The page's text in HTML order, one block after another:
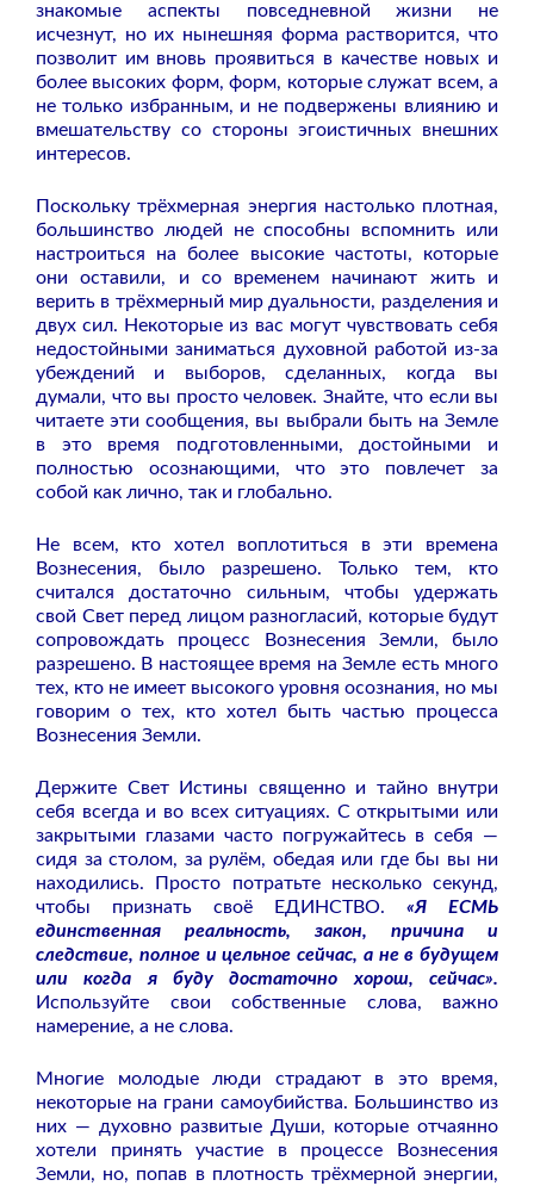
знакомые аспекты повседневной жизни не
исчезнут, но их нынешняя форма растворится, что
позволит им вновь проявиться в качестве новых и
более высоких форм, форм, которые служат всем, а
не только избранным, и не подвержены влиянию и
вмешательству со стороны эгоистичных внешних
интересов.
Поскольку трёхмерная энергия настолько плотная,
большинство людей не способны вспомнить или
настроиться на более высокие частоты, которые
они оставили, и со временем начинают жить и
верить в трёхмерный мир дуальности, разделения и
двух сил. Некоторые из вас могут чувствовать себя
недостойными заниматься духовной работой из-за
убеждений и выборов, сделанных, когда вы
думали, что вы просто человек. Знайте, что если вы
читаете эти сообщения, вы выбрали быть на Земле
в это время подготовленными, достойными и
полностью осознающими, что это повлечет за
собой как лично, так и глобально.
Не всем, кто хотел воплотиться в эти времена
Вознесения, было разрешено. Только тем, кто
считался достаточно сильным, чтобы удержать
свой Свет перед лицом разногласий, которые будут
сопровождать процесс Вознесения Земли, было
разрешено. В настоящее время на Земле есть много
тех, кто не имеет высокого уровня осознания, но мы
говорим о тех, кто хотел быть частью процесса
Вознесения Земли.
Держите Свет Истины священно и тайно внутри
себя всегда и во всех ситуациях. С открытыми или
закрытыми глазами часто погружайтесь в себя —
сидя за столом, за рулём, обедая или где бы вы ни
находились. Просто потратьте несколько секунд,
чтобы признать своё ЕДИНСТВО. «Я ЕСМЬ
единственная реальность, закон, причина и
следствие, полное и цельное сейчас, а не в будущем
или когда я буду достаточно хорош, сейчас».
Используйте свои собственные слова, важно
намерение, а не слова.
Многие молодые люди страдают в это время,
некоторые на грани самоубийства. Большинство из
них — духовно развитые Души, которые отчаянно
хотели принять участие в процессе Вознесения
Земли, но, попав в плотность трёхмерной энергии,